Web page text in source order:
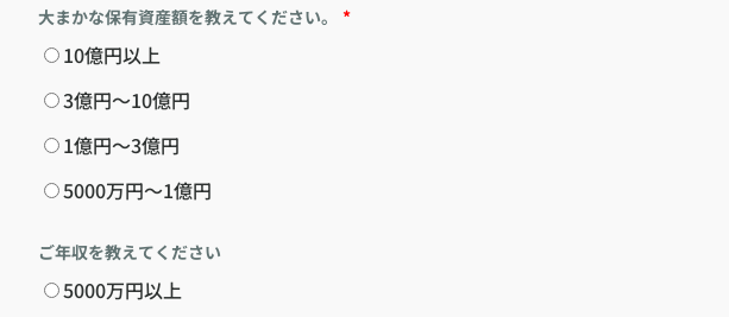
大まかな保有資産額を教えてください。 *
10億円以上
3億円〜10億円
1億円〜3億円
5000万円〜1億円
ご年収を教えてください
5000万円以上